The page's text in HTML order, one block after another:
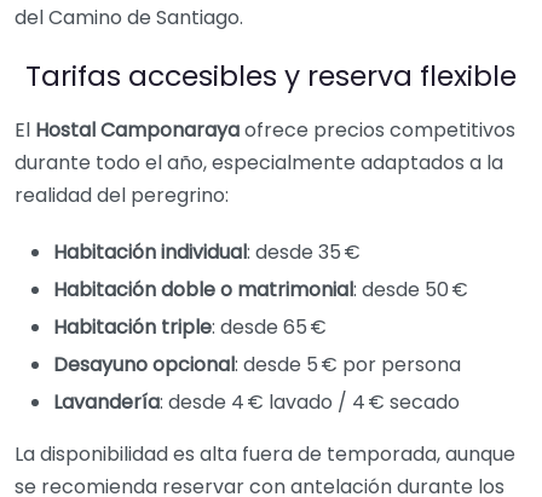
del Camino de Santiago.
Tarifas accesibles y reserva flexible
El Hostal Camponarayaofrece precios competitivos
durante todo el año, especialmente adaptados a la
realidad del peregrino:
Habitación individual: desde 35 €
Habitación doble o matrimonial: desde 50 €
Habitación triple: desde 65 €
Desayuno opcional: desde 5 € por persona
Lavandería: desde 4 € lavado / 4 € secado
La disponibilidad es alta fuera de temporada, aunque
se recomienda reservar con antelación durante los